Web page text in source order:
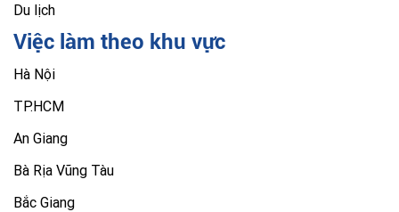
Du lịch
Việc làm theo khu vực
Hà Nội
TP.HCM
An Giang
Bà Rịa Vũng Tàu
Bắc Giang